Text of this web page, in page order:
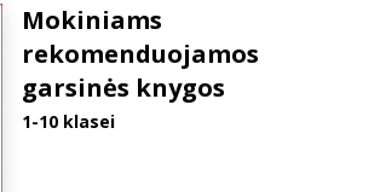
Mokiniams
rekomenduojamos
garsinės knygos
1-10 klasei